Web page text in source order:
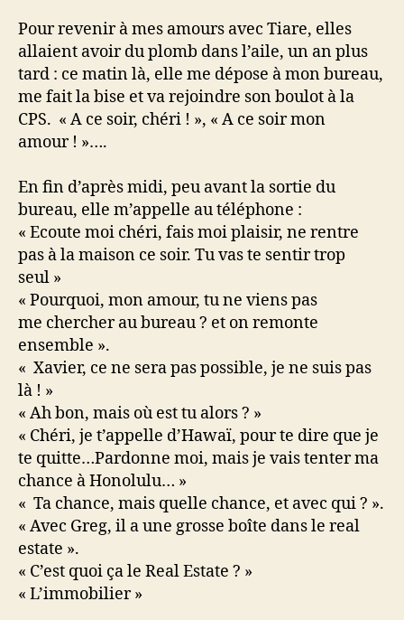
Pour revenir à mes amours avec Tiare, elles
allaient avoir du plomb dans l’aile, un an plus
tard : ce matin là, elle me dépose à mon bureau,
me fait la bise et va rejoindre son boulot à la
CPS. « A ce soir, chéri ! », « A ce soir mon
amour ! »….
En fin d’après midi, peu avant la sortie du
bureau, elle m’appelle au téléphone :
« Ecoute moi chéri, fais moi plaisir, ne rentre
pas à la maison ce soir. Tu vas te sentir trop
seul »
« Pourquoi, mon amour, tu ne viens pas
me chercher au bureau ? et on remonte
ensemble ».
« Xavier, ce ne sera pas possible, je ne suis pas
là ! »
« Ah bon, mais où est tu alors ? »
« Chéri, je t’appelle d’Hawaï, pour te dire que je
te quitte…Pardonne moi, mais je vais tenter ma
chance à Honolulu… »
« Ta chance, mais quelle chance, et avec qui ? ».
« Avec Greg, il a une grosse boîte dans le real
estate ».
« C’est quoi ça le Real Estate ? »
« L’immobilier »